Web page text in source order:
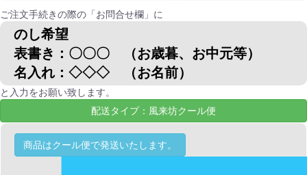
ご注文手続きの際の「お問合せ欄」に
のし希望
表書き：〇〇〇 （お歳暮、お中元等）
名入れ：◇◇◇ （お名前）
と入力をお願い致します。
配送タイプ：風来坊クール便
商品はクール便で発送いたします。